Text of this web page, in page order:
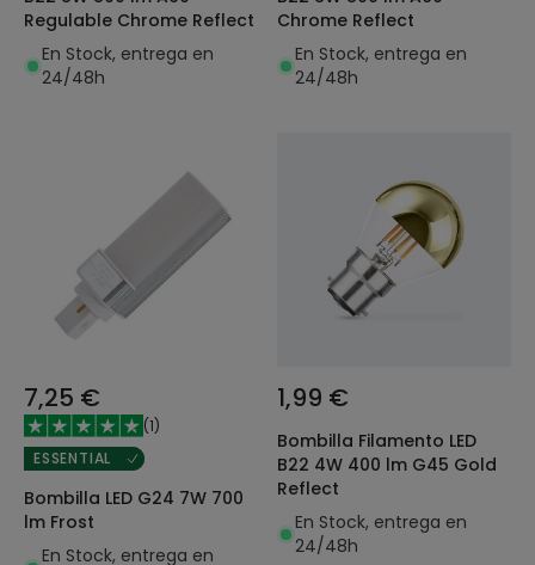
Regulable Chrome Reflect
En Stock, entrega en
24/48h
Chrome Reflect
En Stock, entrega en
24/48h
7,25 €
(1)
ESSENTIAL
Bombilla LED G24 7W 700
lm Frost
En Stock, entrega en
1,99 €
Bombilla Filamento LED
B22 4W 400 lm G45 Gold
Reflect
En Stock, entrega en
24/48h